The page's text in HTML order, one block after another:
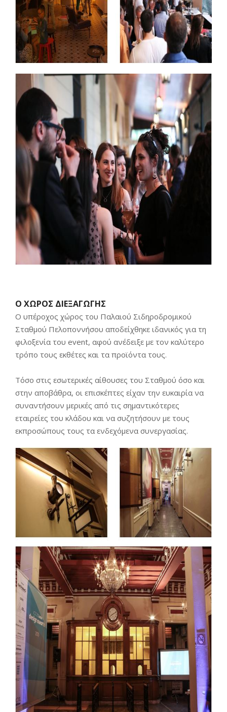
Ο ΧΩΡΟΣ ΔΙΕΞΑΓΩΓΗΣ
Ο υπέροχος χώρος του Παλαιού Σιδηροδρομικού
Σταθμού Πελοποννήσου αποδείχθηκε ιδανικός για τη
φιλοξενία του event, αφού ανέδειξε με τον καλύτερο
τρόπο τους εκθέτες και τα προϊόντα τους.
Τόσο στις εσωτερικές αίθουσες του Σταθμού όσο και
στην αποβάθρα, οι επισκέπτες είχαν την ευκαιρία να
συναντήσουν μερικές από τις σημαντικότερες
εταιρείες του κλάδου και να συζητήσουν με τους
εκπροσώπους τους τα ενδεχόμενα συνεργασίας.